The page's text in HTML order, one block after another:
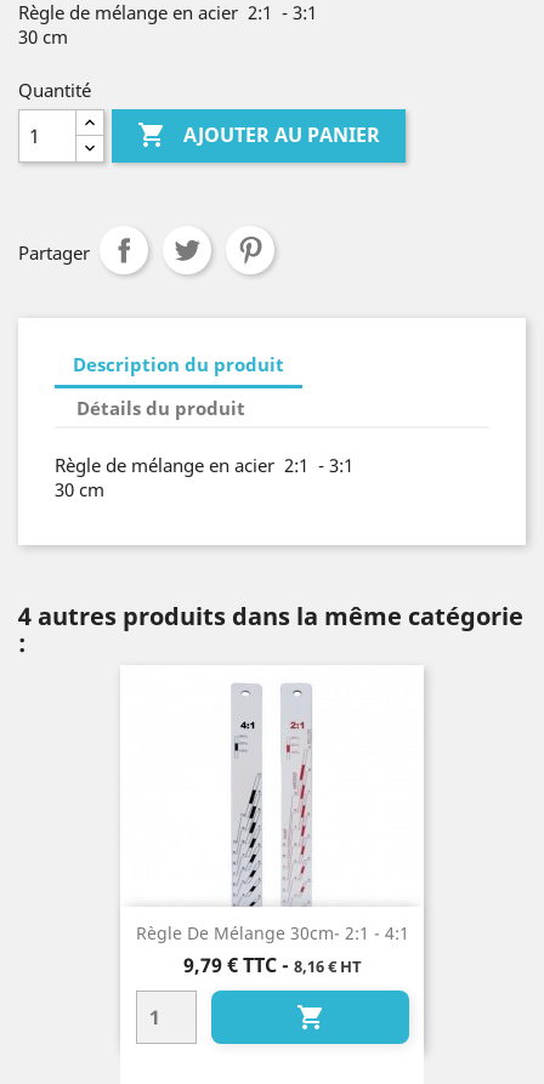
Règle de mélange en acier 2:1 - 3:1
30 cm
Quantité
 AJOUTER AU PANIER
Partager
Description du produit
Détails du produit
Règle de mélange en acier 2:1 - 3:1
30 cm
4 autres produits dans la même catégorie
:
Règle De Mélange 30cm- 2:1 - 4:1
Prix
9,79 € TTC- 8,16 € HT
